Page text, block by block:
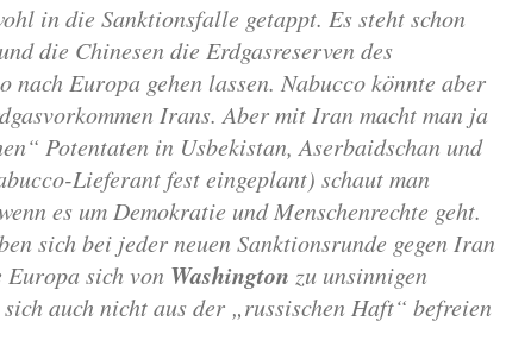
in die Sanktionsfalle getappt. Es steht schon
und die Chinesen die Erdgasreserven des
nach Europa gehen lassen. Nabucco könnte aber
Irans. Aber mit Iran macht man ja
Potentaten in Usbekistan, Aserbaidschan und
Lieferant fest eingeplant) schaut man
es um Demokratie und Menschenrechte geht.
sich bei jeder neuen Sanktionsrunde gegen Iran
sich von Washington zu unsinnigen
auch nicht aus der „russischen Haft“ befreien